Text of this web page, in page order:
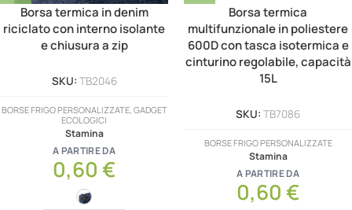
Borsa termica in denim
riciclato con interno isolante
e chiusura a zip
SKU: TB2046
BORSE FRIGO PERSONALIZZATE, GADGET
ECOLOGICI
Stamina
A PARTIRE DA
0,60€
Borsa termica
multifunzionale in poliestere
600D con tasca isotermica e
cinturino regolabile, capacità
15L
SKU: TB7086
BORSE FRIGO PERSONALIZZATE
Stamina
A PARTIRE DA
0,60€